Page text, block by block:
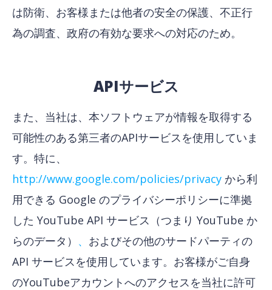
は防衛、お客様または他者の安全の保護、不正行
為の調査、政府の有効な要求への対応のため。
APIサービス
また、当社は、本ソフトウェアが情報を取得する
可能性のある第三者のAPIサービスを使用していま
す。特に、
http://www.google.com/policies/privacy から利
用できる Google のプライバシーポリシーに準拠
した YouTube API サービス（つまり YouTube か
らのデータ） 、 およびその他のサードパーティの
API サービスを使用しています。お客様がご自身
のYouTubeアカウントへのアクセスを当社に許可